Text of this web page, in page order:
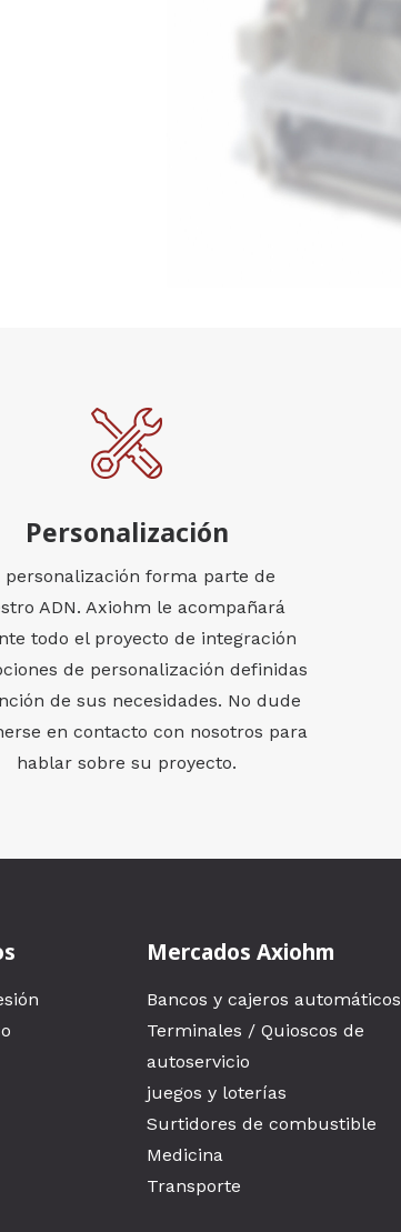
Personalización
personalización forma parte de
ADN. Axiohm le acompañará
todo el proyecto de integración
de personalización definidas
de sus necesidades. No dude
en contacto con nosotros para
hablar sobre su proyecto.
Mercados Axiohm
Bancos y cajeros automáticos
Terminales / Quioscos de
autoservicio
juegos y loterías
Surtidores de combustible
Medicina
Transporte